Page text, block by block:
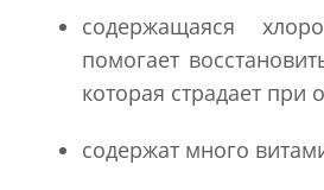
содержащаяся
помогает
которая страдает при
содержат много